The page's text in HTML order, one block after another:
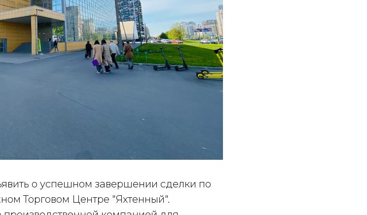
о успешном завершении сделки по
Торговом Центре "Яхтенный".